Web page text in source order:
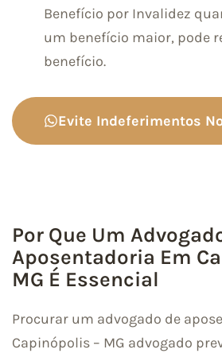
Benefício por Invalidez
um benefício maior, pode
benefício.
Evite Indeferimentos
Por Que Um
Aposentadoria Em
MG É Essencial
Procurar um advogado de
Capinópolis – MG advogado